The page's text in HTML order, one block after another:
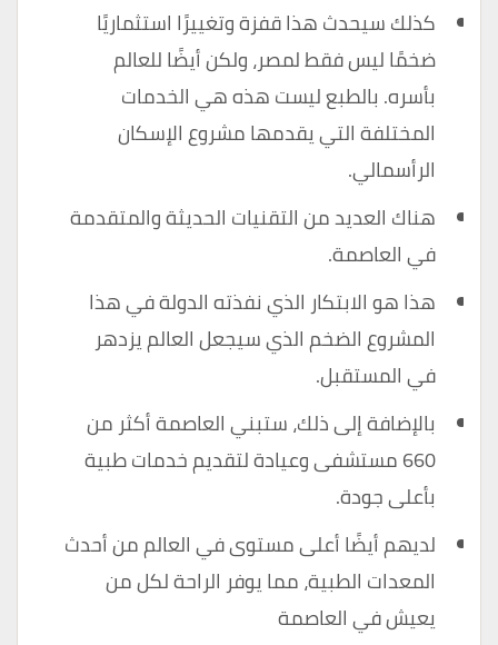
كذلك سيحدث هذا قفزة وتغييرًا استثماريًا
ضخمًا ليس فقط لمصر، ولكن أيضًا للعالم
بأسره. بالطبع ليست هذه هي الخدمات
المختلفة التي يقدمها مشروع الإسكان
الرأسمالي.
هناك العديد من التقنيات الحديثة والمتقدمة
في العاصمة.
هذا هو الابتكار الذي نفذته الدولة في هذا
المشروع الضخم الذي سيجعل العالم يزدهر
في المستقبل.
بالإضافة إلى ذلك، ستبني العاصمة أكثر من
660 مستشفى وعيادة لتقديم خدمات طبية
بأعلى جودة.
لديهم أيضًا أعلى مستوى في العالم من أحدث
المعدات الطبية، مما يوفر الراحة لكل من
يعيش في العاصمة